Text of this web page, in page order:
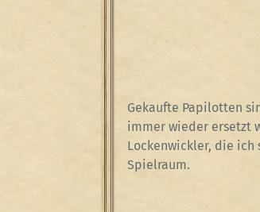
Gekaufte Papilotten
immer wieder ersetzt
Lockenwickler, die ich
Spielraum.